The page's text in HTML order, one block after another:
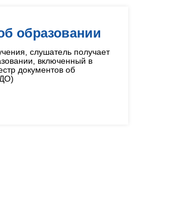
образовании
слушатель получает
включенный в
документов об